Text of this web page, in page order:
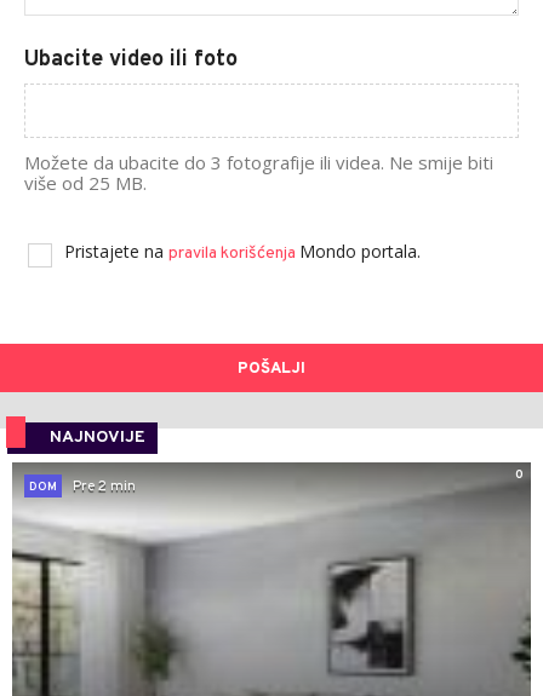
Ubacite video ili foto
Možete da ubacite do 3 fotografije ili videa. Ne smije biti
više od 25 MB.
Pristajete na pravila korišćenja Mondo portala.
POŠALJI
NAJNOVIJE
0
DOM
Pre 2 min